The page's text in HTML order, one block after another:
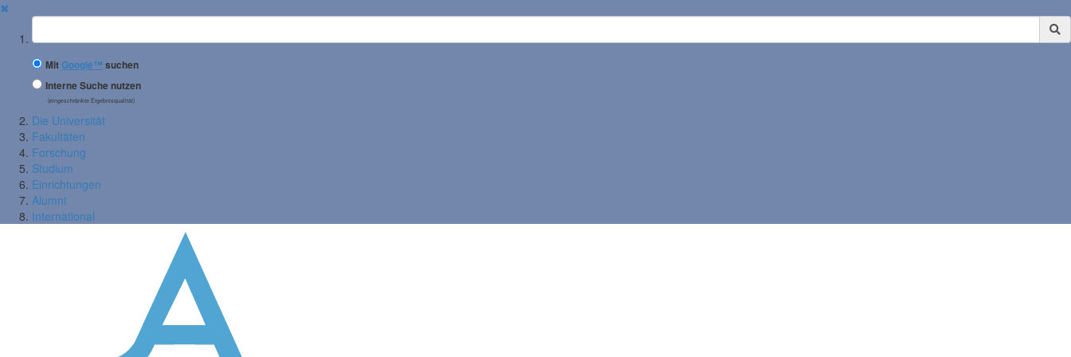
✖
Suchbegriff
MitGoogle™ suchen
Interne Suche nutzen
(eingeschränkte Ergebnisqualität)
Die Universität
Fakultäten
Forschung
Studium
Einrichtungen
Alumni
International